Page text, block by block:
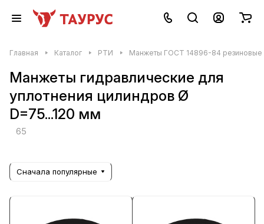
Главная Каталог РТИ Манжеты ГОСТ 14896-84 резиновые
Манжеты гидравлические для
уплотнения цилиндров Ø
D=75...120 мм
65
Сначала популярные